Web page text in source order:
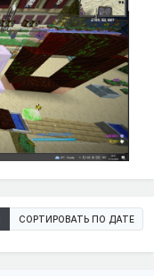
СОРТИРОВАТЬ ПО ДАТЕ